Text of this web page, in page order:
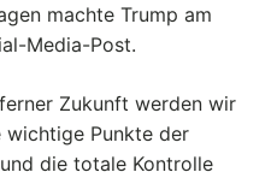
machte Trump am
Media-Post.
Zukunft werden wir
wichtige Punkte der
die totale Kontrolle